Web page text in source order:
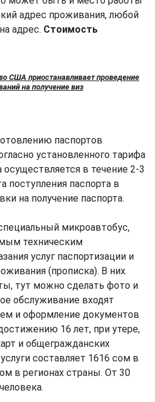
адрес проживания, любой
адрес. Стоимость
США приостанавливает проведение
на получение виз
паспортов
установленного тарифа
в течение 2-3
поступления паспорта в
на получение паспорта.
микроавтобус,
техническим
услуг паспортизации и
(прописка). В них
тут можно сделать фото и
обслуживание входят
и оформление документов
16 лет, при утере,
и общегражданских
составляет 1616 сом в
в регионах страны. От 30